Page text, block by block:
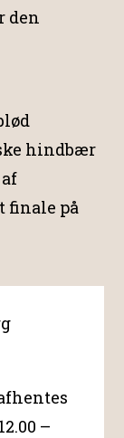
den
hindbær
finale på
–